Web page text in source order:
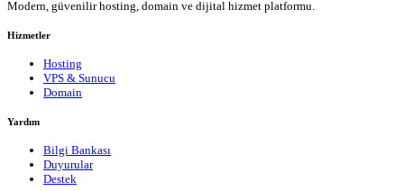
Modern, güvenilir hosting, domain ve dijital hizmet platformu.
Hizmetler
Hosting
VPS & Sunucu
Domain
Yardım
Bilgi Bankası
Duyurular
Destek